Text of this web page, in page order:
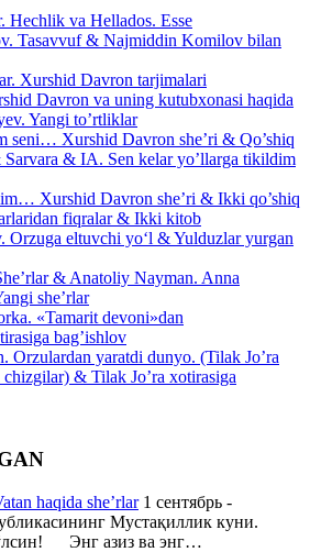
Hechlik va Hellados. Esse
Tasavvuf & Najmiddin Komilov bilan
Xurshid Davron tarjimalari
Davron va uning kutubxonasi haqida
Yangi to’rtliklar
seni… Xurshid Davron she’ri & Qo’shiq
& IA. Sen kelar yo’llarga tikildim
Xurshid Davron she’ri & Ikki qo’shiq
fiqralar & Ikki kitob
Orzuga eltuvchi yo‘l & Yulduzlar yurgan
& Anatoliy Nayman. Anna
she’rlar
«Tamarit devoni»dan
bag’ishlov
Orzulardan yaratdi dunyo. (Tilak Jo’ra
& Tilak Jo’ra xotirasiga
haqida she’rlar1 сентябрь -
Мустақиллик куни.
Энг азиз ва энг…